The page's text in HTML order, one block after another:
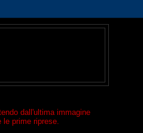
dall'ultima immagine
le prime riprese.